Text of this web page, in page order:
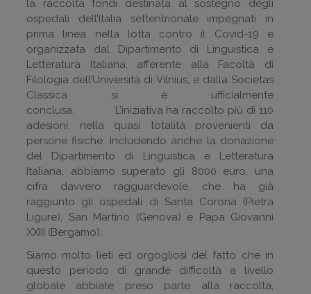
la raccolta fondi destinata al sostegno degli
ospedali dell’Italia settentrionale impegnati in
prima linea nella lotta contro il Covid-19 e
organizzata dal Dipartimento di Linguistica e
Letteratura Italiana, afferente alla Facoltà di
Filologia dell’Università di Vilnius, e dalla Societas
Classica si è ufficialmente
conclusa. L’iniziativa ha raccolto più di 110
adesioni, nella quasi totalità provenienti da
persone fisiche. Includendo anche la donazione
del Dipartimento di Linguistica e Letteratura
Italiana, abbiamo superato gli 8000 euro, una
cifra davvero ragguardevole, che ha già
raggiunto gli ospedali di Santa Corona (Pietra
Ligure), San Martino (Genova) e Papa Giovanni
XXIII (Bergamo).
Siamo molto lieti ed orgogliosi del fatto che in
questo periodo di grande difficoltà a livello
globale abbiate preso parte alla raccolta,